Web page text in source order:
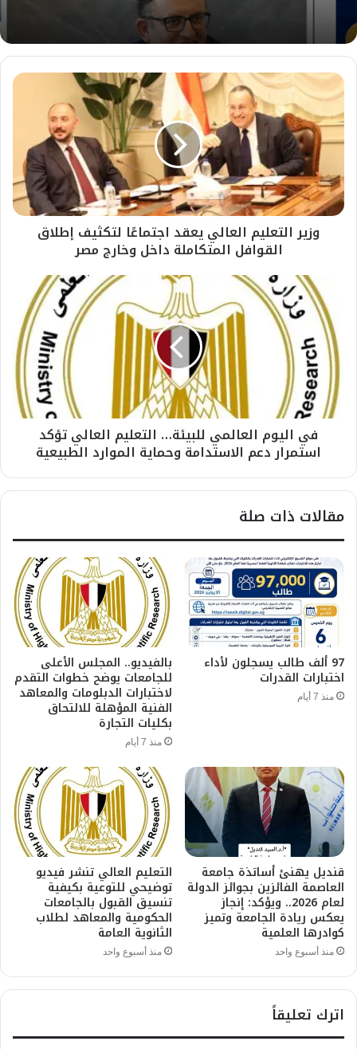
وزير التعليم العالي يعقد اجتماعًا لتكثيف إطلاق
القوافل المتكاملة داخل وخارج مصر
في اليوم العالمي للبيئة… التعليم العالي تؤكد
استمرار دعم الاستدامة وحماية الموارد الطبيعية
مقالات ذات صلة
97 ألف طالب يسجلون لأداء
اختبارات القدرات
منذ 7 أيام
بالفيديو.. المجلس الأعلى
للجامعات يوضح خطوات التقدم
لاختبارات الدبلومات والمعاهد
الفنية المؤهلة للالتحاق
بكليات التجارة
منذ 7 أيام
قنديل يهنئ أساتذة جامعة
العاصمة الفائزين بجوائز الدولة
لعام 2026.. ويؤكد: إنجاز
يعكس ريادة الجامعة وتميز
كوادرها العلمية
منذ أسبوع واحد
التعليم العالي تنشر فيديو
توضيحي للتوعية بكيفية
تنسيق القبول بالجامعات
الحكومية والمعاهد لطلاب
الثانوية العامة
منذ أسبوع واحد
اترك تعليقاً